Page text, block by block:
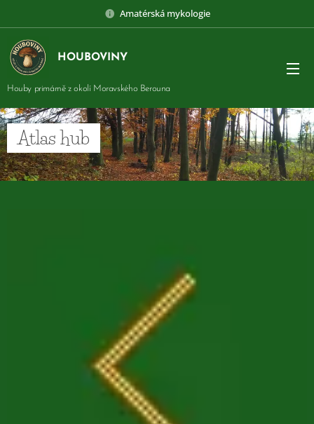
Amatérská mykologie
HOUBOVINY
Houby primárně z okolí Moravského Berouna
Atlas hub